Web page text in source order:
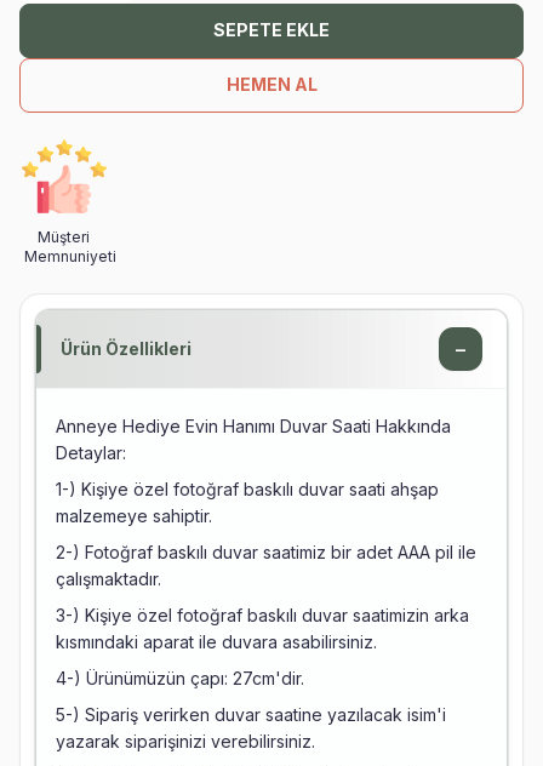
SEPETE EKLE
HEMEN AL
Müşteri
Memnuniyeti
Ürün Özellikleri −
Anneye Hediye Evin Hanımı Duvar Saati Hakkında
Detaylar:
1-) Kişiye özel fotoğraf baskılı duvar saati ahşap
malzemeye sahiptir.
2-) Fotoğraf baskılı duvar saatimiz bir adet AAA pil ile
çalışmaktadır.
3-) Kişiye özel fotoğraf baskılı duvar saatimizin arka
kısmındaki aparat ile duvara asabilirsiniz.
4-) Ürünümüzün çapı: 27cm'dir.
5-) Sipariş verirken duvar saatine yazılacak isim'i
yazarak siparişinizi verebilirsiniz.